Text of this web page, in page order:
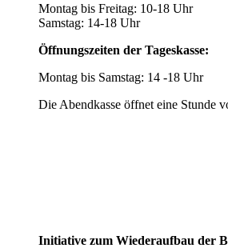
Montag bis Freitag: 10-18 Uhr
Samstag: 14-18 Uhr
Öffnungszeiten der Tageskasse:
Montag bis Samstag: 14 -18 Uhr
Die Abendkasse öffnet eine Stunde
Initiative zum Wiederaufbau der